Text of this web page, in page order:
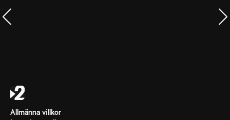
Allmänna villkor